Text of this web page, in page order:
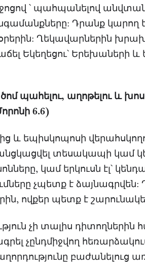
՝ պահպանելով
Դրանք կարող
Ղեկավարներին
Եկեղեցու՝ Երեխաների
պահելու, աղոթելու և
6.6)
եպիսկոպոսի
տեսակապի կամ
կամ երկուսն էլ՝
չպետք է
ովքեր պետք է
չի տալիս դիտողներին
չընդմիջվող
բաժանելուց